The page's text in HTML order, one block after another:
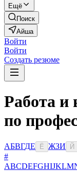
Ещё
Поиск
Айша
Войти
Войти
Создать резюме
Работа и
по
АБВГДЕ Ё ЖЗИ Й
#
ABCDEFGHIJKLM